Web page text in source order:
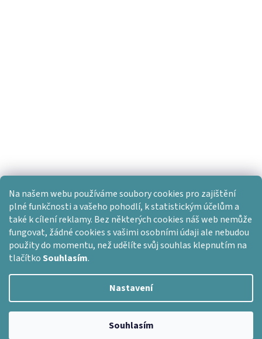
Na našem webu používáme soubory cookies pro zajištění
plné funkčnosti a vašeho pohodlí, k statistickým účelům a
také k cílení reklamy. Bez některých cookies náš web nemůže
fungovat, žádné cookies s vašimi osobními údaji ale nebudou
použity do momentu, než udělíte svůj souhlas klepnutím na
tlačítkoSouhlasím.
Nastavení
Souhlasím
Vytvořil Shoptet
Dlažba skladem. Všechna práva vyhrazena.